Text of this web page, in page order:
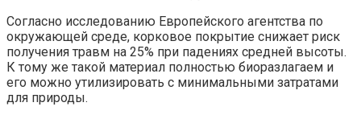
Согласно исследованию Европейского агентства по
окружающей среде, корковое покрытие снижает риск
получения травм на 25% при падениях средней высоты.
К тому же такой материал полностью биоразлагаем и
его можно утилизировать с минимальными затратами
для природы.